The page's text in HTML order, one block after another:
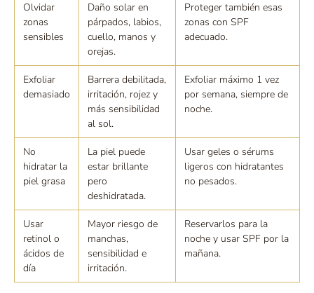
Olvidar
zonas
sensibles
Daño solar en
párpados, labios,
cuello, manos y
orejas.
Proteger también esas
zonas con SPF
adecuado.
Exfoliar
demasiado
Barrera debilitada,
irritación, rojez y
más sensibilidad
al sol.
Exfoliar máximo 1 vez
por semana, siempre de
noche.
No
hidratar la
piel grasa
La piel puede
estar brillante
pero
deshidratada.
Usar geles o sérums
ligeros con hidratantes
no pesados.
Usar
retinol o
ácidos de
día
Mayor riesgo de
manchas,
sensibilidad e
irritación.
Reservarlos para la
noche y usar SPF por la
mañana.